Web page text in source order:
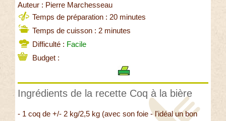
Auteur : Pierre Marchesseau
Temps de préparation : 20 minutes
Temps de cuisson : 2 minutes
Difficulté : Facile
Budget :
Ingrédients de la recette Coq à la bière
- 1 coq de +/- 2 kg/2,5 kg (avec son foie - l'idéal un bon